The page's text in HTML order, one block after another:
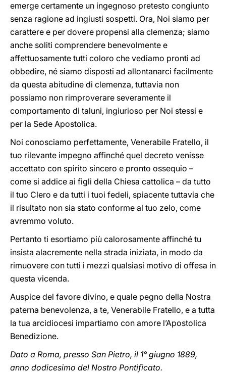
emerge certamente un ingegnoso pretesto congiunto
senza ragione ad ingiusti sospetti. Ora, Noi siamo per
carattere e per dovere propensi alla clemenza; siamo
anche soliti comprendere benevolmente e
affettuosamente tutti coloro che vediamo pronti ad
obbedire, né siamo disposti ad allontanarci facilmente
da questa abitudine di clemenza, tuttavia non
possiamo non rimproverare severamente il
comportamento di taluni, ingiurioso per Noi stessi e
per la Sede Apostolica.
Noi conosciamo perfettamente, Venerabile Fratello, il
tuo rilevante impegno affinché quel decreto venisse
accettato con spirito sincero e pronto ossequio –
come si addice ai figli della Chiesa cattolica – da tutto
il tuo Clero e da tutti i tuoi fedeli, spiacente tuttavia che
il risultato non sia stato conforme al tuo zelo, come
avremmo voluto.
Pertanto ti esortiamo più calorosamente affinché tu
insista alacremente nella strada iniziata, in modo da
rimuovere con tutti i mezzi qualsiasi motivo di offesa in
questa vicenda.
Auspice del favore divino, e quale pegno della Nostra
paterna benevolenza, a te, Venerabile Fratello, e a tutta
la tua arcidiocesi impartiamo con amore l’Apostolica
Benedizione.
Dato a Roma, presso San Pietro, il 1° giugno 1889,
anno dodicesimo del Nostro Pontificato.